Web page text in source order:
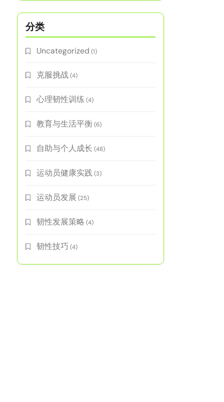
分类
Uncategorized (1)
克服挑战(4)
心理韧性训练 (4)
教育与生活平衡(6)
自助与个人成长 (48)
运动员健康实践(3)
运动员发展 (25)
韧性发展策略 (4)
韧性技巧 (4)